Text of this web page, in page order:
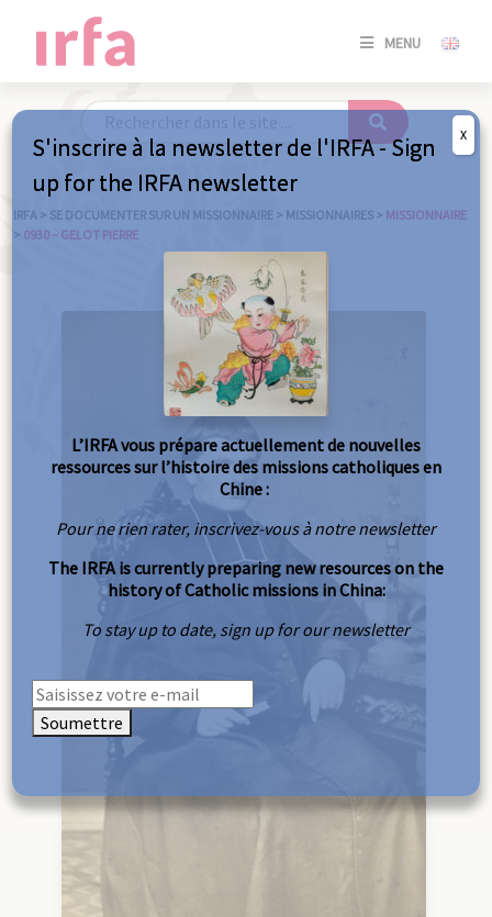
MENU
SE
/
IRFA > SE DOCUMENTER SUR UN MISSIONNAIRE > MISSIONNAIRES > MISSIONNAIRE
> 0930 – GELOT PIERRE
S'inscrire à la newsletter de l'IRFA - Sign
up for the IRFA newsletter
L’IRFA vous prépare actuellement de nouvelles
ressources sur l’histoire des missions catholiques en
Chine :
Pour ne rien rater, inscrivez-vous à notre newsletter
The IRFA is currently preparing new resources on the
history of Catholic missions in China:
To stay up to date, sign up for our newsletter
Soumettre
X